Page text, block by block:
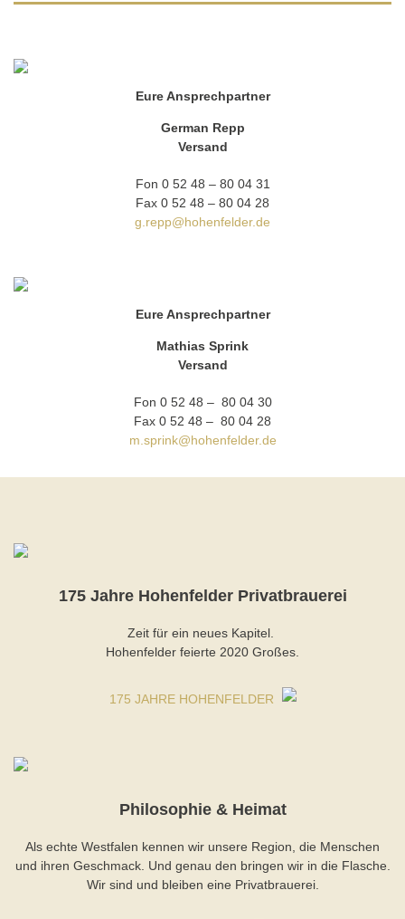
Eure Ansprechpartner
German Repp
Versand
Fon 0 52 48 – 80 04 31
Fax 0 52 48 – 80 04 28
g.repp@hohenfelder.de
Eure Ansprechpartner
Mathias Sprink
Versand
Fon 0 52 48 – 80 04 30
Fax 0 52 48 – 80 04 28
m.sprink@hohenfelder.de
175 Jahre Hohenfelder Privatbrauerei
Zeit für ein neues Kapitel.
Hohenfelder feierte 2020 Großes.
175 JAHRE HOHENFELDER
Philosophie & Heimat
Als echte Westfalen kennen wir unsere Region, die Menschen
und ihren Geschmack. Und genau den bringen wir in die Flasche.
Wir sind und bleiben eine Privatbrauerei.